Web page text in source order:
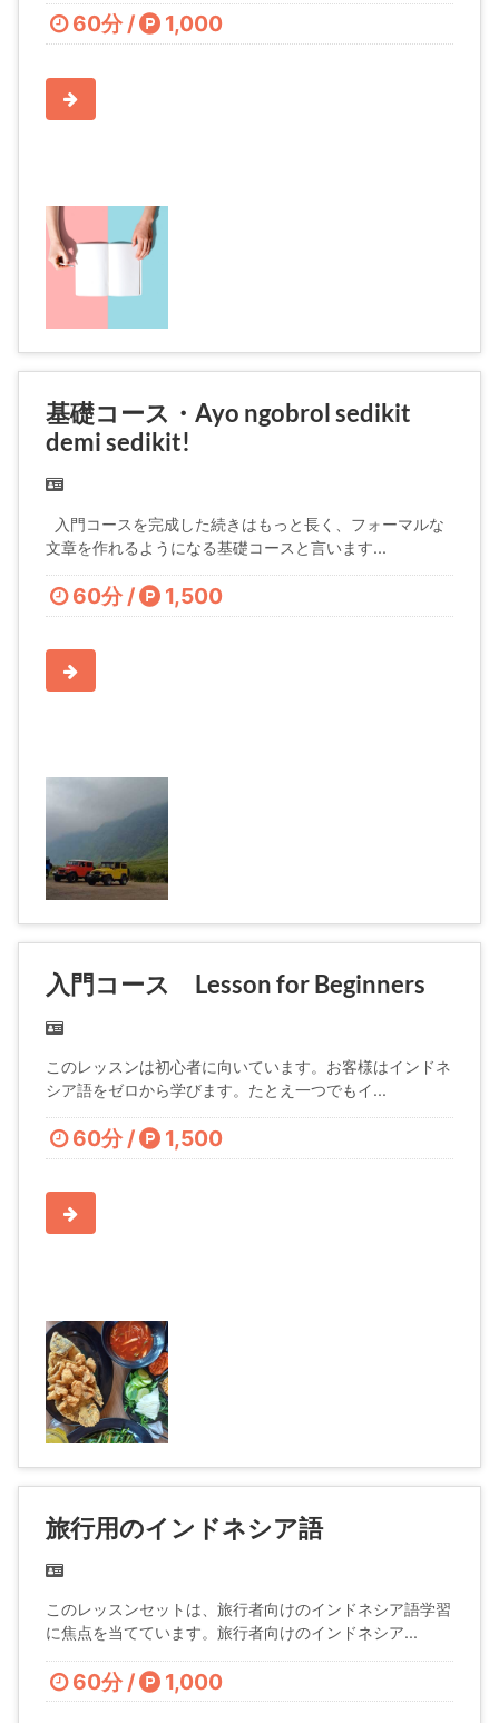
60分 / 1,000
基礎コース・Ayo ngobrol sedikit
demi sedikit!
入門コースを完成した続きはもっと長く、フォーマルな
文章を作れるようになる基礎コースと言います...
60分 / 1,500
入門コース Lesson for Beginners
このレッスンは初心者に向いています。お客様はインドネ
シア語をゼロから学びます。たとえ一つでもイ...
60分 / 1,500
旅行用のインドネシア語
このレッスンセットは、旅行者向けのインドネシア語学習
に焦点を当てています。旅行者向けのインドネシア...
60分 / 1,000